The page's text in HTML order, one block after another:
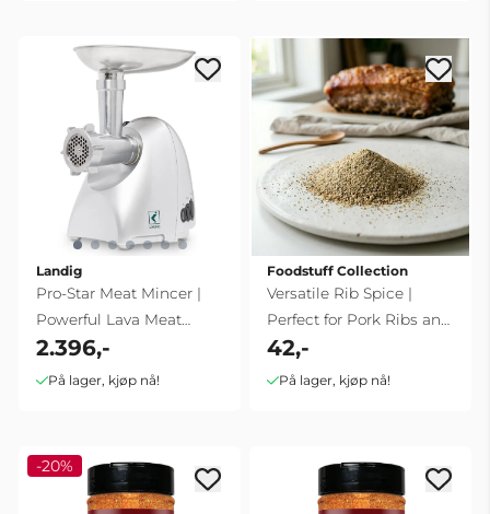
Landig
Pro-Star Meat Mincer |
Powerful Lava Meat
Grinder
2.396,-
På lager, kjøp nå!
Foodstuff Collection
Versatile Rib Spice |
Perfect for Pork Ribs and
BBQ
42,-
På lager, kjøp nå!
-20%